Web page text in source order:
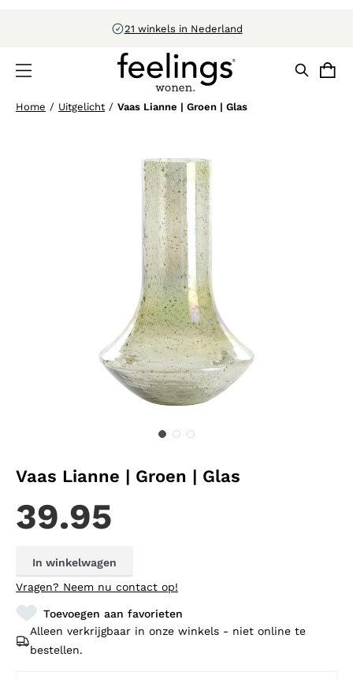
Configureer in 3D
Home / Uitgelicht / Vaas Lianne | Groen | Glas
Vaas Lianne | Groen | Glas
39.95
In winkelwagen
Vragen? Neem nu contact op!
Toevoegen aan favorieten
Alleen verkrijgbaar in onze winkels - niet online te
bestellen.